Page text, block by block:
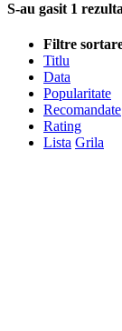
S-au gasit 1
Filtre
Titlu
Data
Popularitate
Recomandate
Rating
Lista Grila